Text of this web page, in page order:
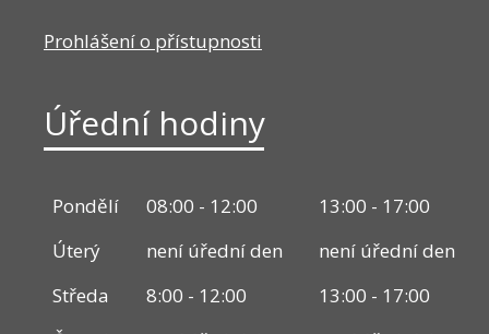
Prohlášení o přístupnosti
Úřední hodiny
Pondělí 08:00 - 12:00
13:00 - 17:00
Úterý
není úřední den
není úřední den
Středa
8:00 - 12:00
13:00 - 17:00